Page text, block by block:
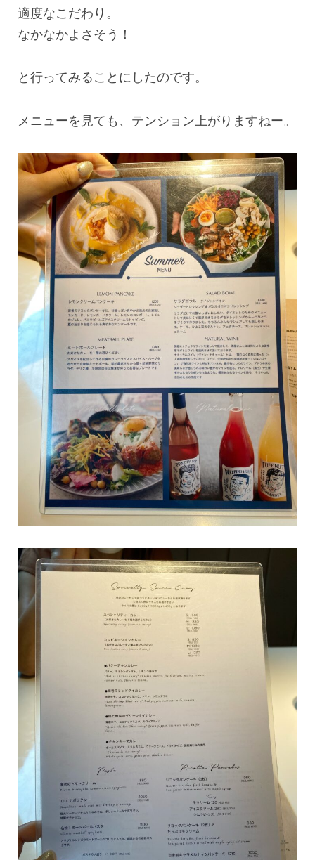
適度なこだわり。
なかなかよさそう！
と行ってみることにしたのです。
メニューを見ても、テンション上がりますねー。